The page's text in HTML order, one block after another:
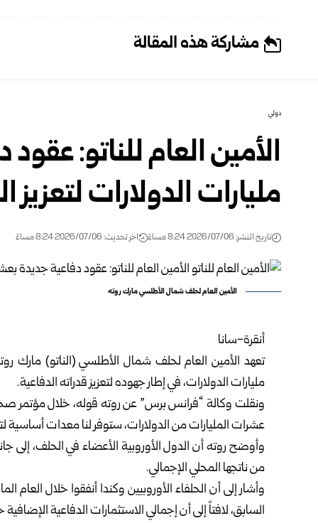
مشاركة هذه المقالة
دولي
الأمين العام للناتو:
مليارات الدولارات لتعزيز
تاريخ النشر: 2026/07/06 8:24 مساءً اخر تحديث: 2026/07/06 8:24 مساءً
الأمين العام لحلف شمال الأطلسي مارك روته
أنقرة-سانا
تعهد الأمين العام لحلف شمال الأطلسي (الناتو) مارك
مليارات الدولارات، في إطار جهوده لتعزيز قدراته الدفاعية.
ونقلت وكالة “فرانس برس” عن روته قوله، خلال مؤتمر
عشرات المليارات من الدولارات، ستوفر لنا معدات أساسية
من ناتجها المحلي الإجمالي.
السابق، لافتاً إلى أن إجمالي الاستثمارات الدفاعية الإضافية خلال عامي 2025 و2026 سيبلغ